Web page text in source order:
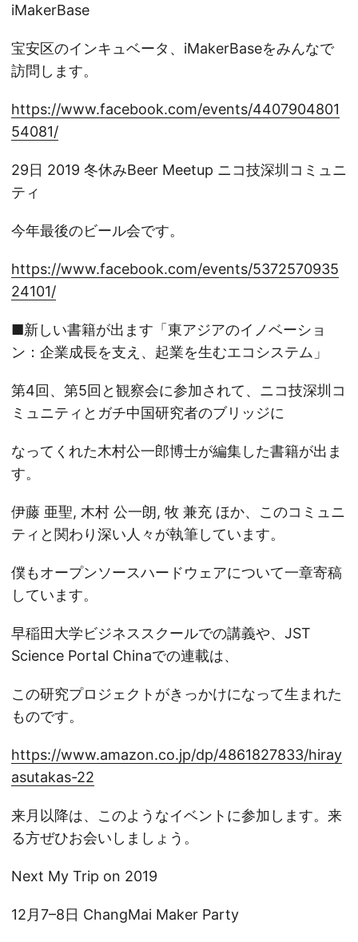
iMakerBase
宝安区のインキュベータ、iMakerBaseをみんなで
訪問します。
https://www.facebook.com/events/4407904801
54081/
29日 2019 冬休みBeer Meetup ニコ技深圳コミュニ
ティ
今年最後のビール会です。
https://www.facebook.com/events/5372570935
24101/
■新しい書籍が出ます「東アジアのイノベーショ
ン：企業成長を支え、起業を生むエコシステム」
第4回、第5回と観察会に参加されて、ニコ技深圳コ
ミュニティとガチ中国研究者のブリッジに
なってくれた木村公一郎博士が編集した書籍が出ま
す。
伊藤 亜聖, 木村 公一朗, 牧 兼充 ほか、このコミュニ
ティと関わり深い人々が執筆しています。
僕もオープンソースハードウェアについて一章寄稿
しています。
早稲田大学ビジネススクールでの講義や、JST
Science Portal Chinaでの連載は、
この研究プロジェクトがきっかけになって生まれた
ものです。
https://www.amazon.co.jp/dp/4861827833/hiray
asutakas-22
来月以降は、このようなイベントに参加します。来
る方ぜひお会いしましょう。
Next My Trip on 2019
12月7–8日 ChangMai Maker Party